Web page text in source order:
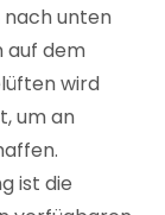
unten
auf dem
wird
um an
ist die